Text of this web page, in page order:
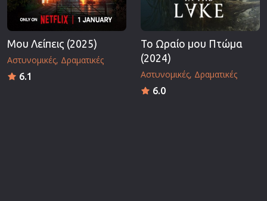
Μου Λείπεις (2025)
Αστυνομικές Δραματικές
6.1
Το Ωραίο μου Πτώμα
(2024)
Αστυνομικές Δραματικές
6.0